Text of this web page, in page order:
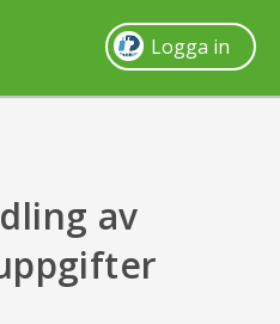
guld
Logga in
av